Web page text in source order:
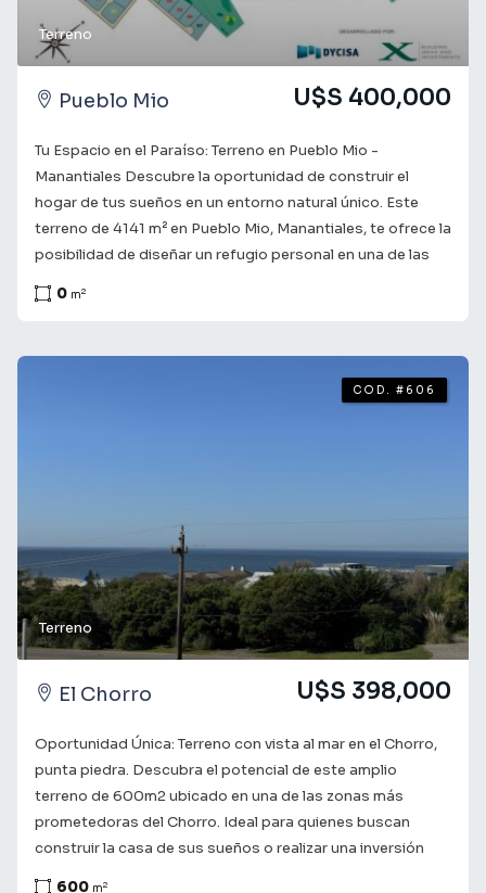
Terreno
Pueblo Mio U$S 400,000
Tu Espacio en el Paraíso: Terreno en Pueblo Mio -
Manantiales Descubre la oportunidad de construir el
hogar de tus sueños en un entorno natural único. Este
terreno de 4141 m² en Pueblo Mio, Manantiales, te ofrece la
posibilidad de diseñar un refugio personal en una de las
área de creciente valorización, este terreno te conecta
vida rural. No dejes pasar esta oportunidad de inversión.
Consulta con nuestros asesores para obtener más
información y dar el primer paso hacia tu nuevo hogar en
0 m2
Terreno
COD. #606
El Chorro U$S 398,000
Oportunidad Única: Terreno con vista al mar en el Chorro,
punta piedra. Descubra el potencial de este amplio
terreno de 600m2 ubicado en una de las zonas más
prometedoras del Chorro. Ideal para quienes buscan
construir la casa de sus sueños o realizar una inversión
600 m2